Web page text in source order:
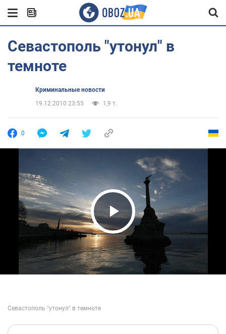
Севастополь "утонул" в
темноте
Криминальные новости
19.12.2010 23:55
1,9 т.
0
Play Video